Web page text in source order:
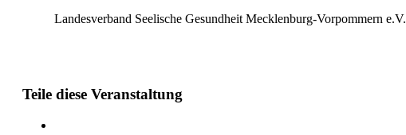
Landesverband Seelische Gesundheit Mecklenburg-Vorpommern e.V.
Teile diese Veranstaltung